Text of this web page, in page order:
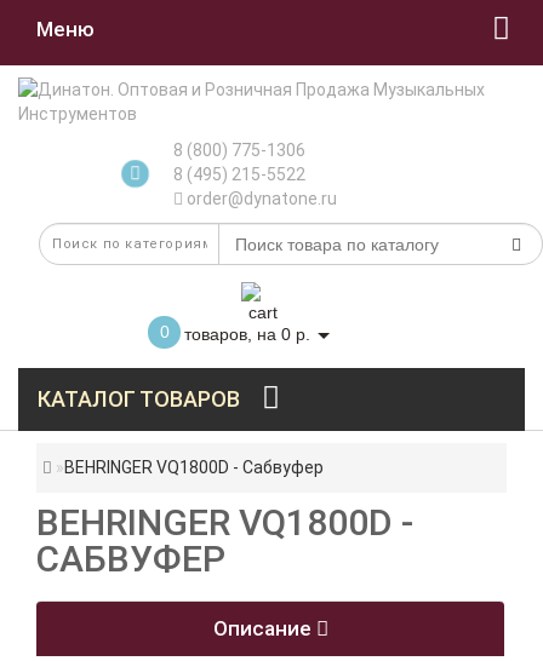
Меню
8 (800) 775-1306
8 (495) 215-5522
order@dynatone.ru
0 товаров, на 0 р.
КАТАЛОГ ТОВАРОВ
BEHRINGER VQ1800D - Сабвуфер
BEHRINGER VQ1800D -
САБВУФЕР
Описание